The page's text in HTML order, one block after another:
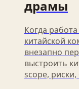
драмы
Когда
китайской
внезапно
выстроить
scope,